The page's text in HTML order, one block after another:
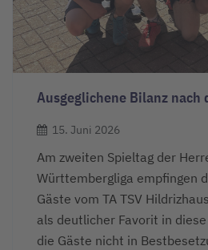
Ausgeglichene Bilanz nach
15. Juni 2026
Am zweiten Spieltag der
Württembergliga empfingen
Gäste vom TA TSV
als deutlicher Favorit in
die Gäste nicht in